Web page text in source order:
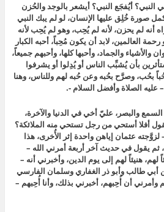
النبي؟ أيُفجَع النبي؟ أيشعر بالوجد والحُزن
صورة خُلِق عليها الإنسان، لو لم يبك النبي
أنه لم يحزن، لأنه لم يُحِب، وهو لم يُحِب لأنه
العالمين، لابد أن يكون مُحِباً، أحبه الكبار
والأشياء والجماد، وأحبها كلها، وأحبهم جميعاً،
بأن يُشبِّب الناس أو يُدِلوا أو يشرفوا
حُباً بحُب، وصرَّح بحُبه وعن حُبه لهم وللناس، وهنا
الصلاة وأفضل السلام -.
والبصر، عليّ أخي في الدنيا والآخرة،
أفلا أستحي من رجل تستحي منه الملائكة؟
عثمان إياهن واحدة إثر الأُخرى، هذا
يقول في حديث آخر أربعة أمرني الله –
لهم، هنيئاً لهم إلى يوم الدين، وأخبرني أنه –
أبي طالب وأبو ذر الغفاري وسلمان الفارسي
وأمرني أن أُحِبهم، أخبرني بذلك، وأنا أُحِبهم –